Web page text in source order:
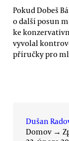
Pokud Dobeš
o další posun
ke
vyvolal
příručky pro
Dušan
Domov →